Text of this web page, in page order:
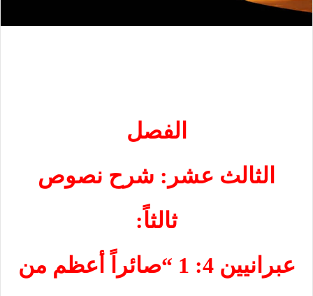
الفصل
الثالث عشر: شرح نصوص
ثالثاً:
عبرانيين 4: 1 “صائراً أعظم من